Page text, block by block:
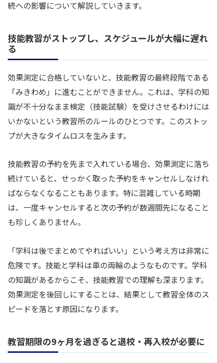
続への影響について解説していきます。
技能教習がストップし、スケジュールが大幅に遅れ
る
効果測定に合格していないと、技能教習の最終段階である
「みきわめ」に進むことができません。これは、学科の知
識が不十分なまま検定（技能試験）を受けさせるわけには
いかないという教習所のルールのひとつです。このストッ
プが大きなタイムロスを生みます。
技能教習の予約を先まで入れている場合、効果測定に落ち
続けていると、せっかく取った予約をキャンセルしなけれ
ばならなくなることもあります。特に混雑している時期
は、一度キャンセルすると次の予約が数週間先になること
も珍しくありません。
「学科は後でまとめてやればいい」という考え方は非常に
危険です。技能と学科は車の両輪のようなものです。学科
の知識があるからこそ、技能教習での理解も深まります。
効果測定を後回しにすることは、結果として教習全体のス
ピードを落とす原因になります。
教習期限の9ヶ月を過ぎると退校・再入校が必要に